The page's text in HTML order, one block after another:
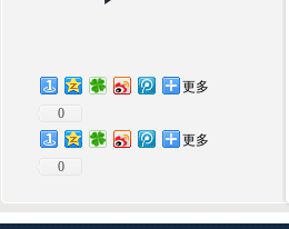
更多
0
更多
0